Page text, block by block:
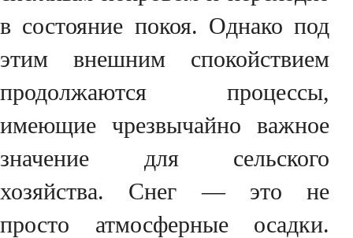
в состояние покоя. Однако под
этим внешним спокойствием
продолжаются процессы,
имеющие чрезвычайно важное
значение для сельского
хозяйства. Снег — это не
просто атмосферные осадки.